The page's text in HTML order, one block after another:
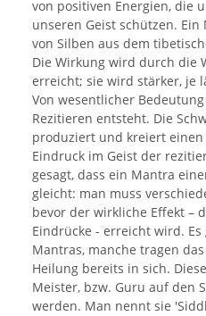
von positiven Energien, die
unseren Geist schützen.
von Silben aus dem
Die Wirkung wird durch die
erreicht; sie wird stärker, je
Von wesentlicher
Rezitieren entsteht. Die
produziert und kreiert
Eindruck im Geist der
gesagt, dass ein Mantra
gleicht: man muss
bevor der wirkliche Effekt –
Eindrücke - erreicht wird.
Mantras, manche tragen
Heilung bereits in sich.
Meister, bzw. Guru auf den
werden. Man nennt sie